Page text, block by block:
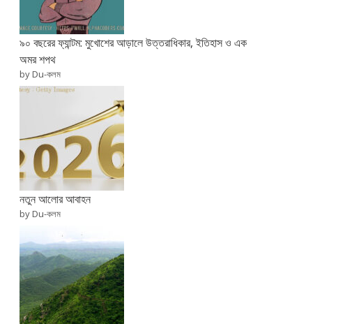
৯০ বছরের ফ্যান্টম: মুখোশের আড়ালে উত্তরাধিকার, ইতিহাস ও এক
অমর শপথ
by Du-কলম
নতুন আলোর আবাহন
by Du-কলম